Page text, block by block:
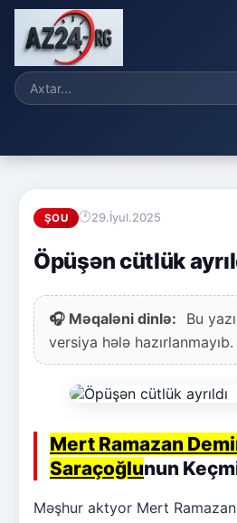
ŞOU 29.İyul.2025
Öpüşən cütlük
🎧 Məqaləni dinlə:
Bu
versiya hələ hazırlanmayıb.
Mert Ramazan
Saraçoğlunun
Məşhur aktyor Mert